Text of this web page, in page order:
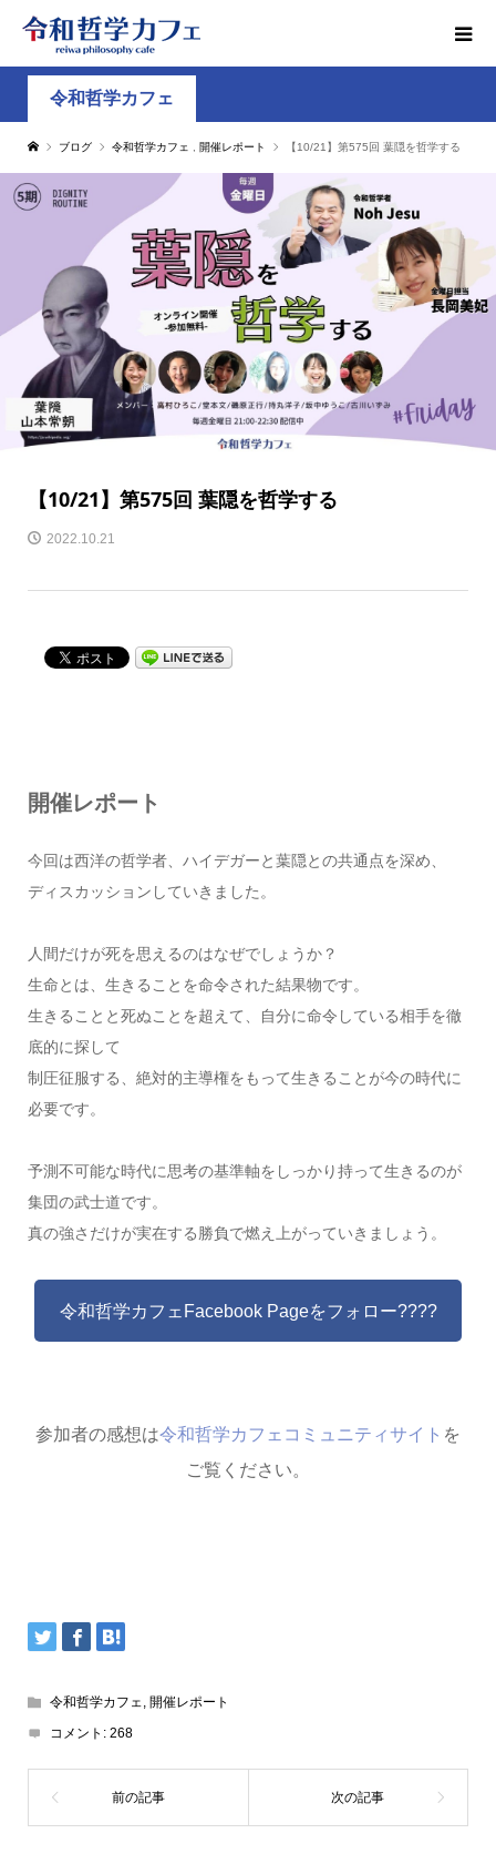
令和哲学カフェ
ブログ 令和哲学カフェ 開催レポート 【10/21】第575回 葉隠を哲学する
【10/21】第575回 葉隠を哲学する
2022.10.21
開催レポート
今回は西洋の哲学者、ハイデガーと葉隠との共通点を深め、
ディスカッションしていきました。
人間だけが死を思えるのはなぜでしょうか？
生命とは、生きることを命令された結果物です。
生きることと死ぬことを超えて、自分に命令している相手を徹
底的に探して
制圧征服する、絶対的主導権をもって生きることが今の時代に
必要です。
予測不可能な時代に思考の基準軸をしっかり持って生きるのが
集団の武士道です。
真の強さだけが実在する勝負で燃え上がっていきましょう。
令和哲学カフェFacebook Pageをフォロー????
参加者の感想は令和哲学カフェコミュニティサイト を
ご覧ください。
令和哲学カフェ, 開催レポート
コメント: 268